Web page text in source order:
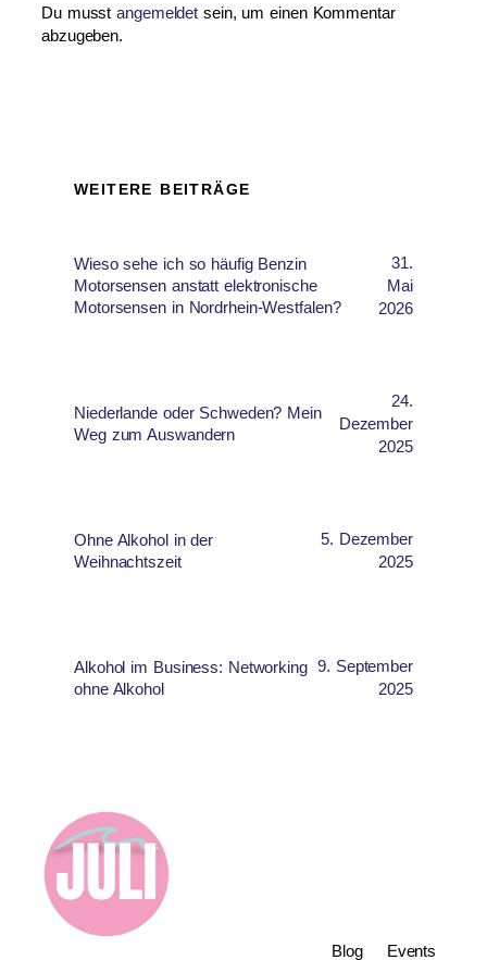
Du musstangemeldet sein, um einen Kommentar
abzugeben.
WEITERE BEITRÄGE
Wieso sehe ich so häufig Benzin
Motorsensen anstatt elektronische
Motorsensen in Nordrhein-Westfalen?
31.
Mai
2026
Niederlande oder Schweden? Mein
Weg zum Auswandern
24.
Dezember
2025
Ohne Alkohol in der
Weihnachtszeit
5. Dezember
2025
Alkohol im Business: Networking
ohne Alkohol
9. September
2025
Blog Events